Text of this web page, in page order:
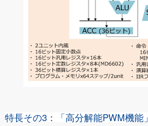
特長その3：「高分解能PWM機能」